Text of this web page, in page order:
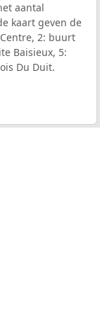
aantal
kaart geven de
2: buurt
Baisieux, 5:
Du Duit.